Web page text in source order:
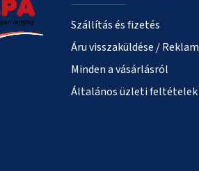
Szállítás és fizetés
Áru visszaküldése /
Minden a vásárlásról
Általános üzleti feltételek